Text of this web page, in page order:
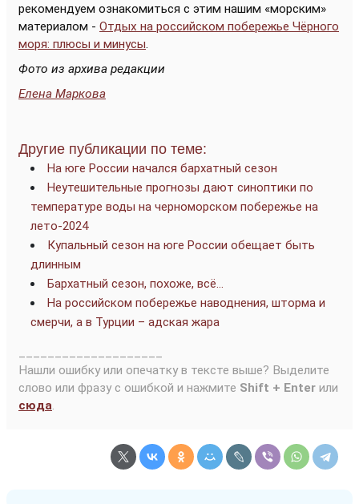
рекомендуем ознакомиться с этим нашим «морским»
материалом - Отдых на российском побережье Чёрного
моря: плюсы и минусы.
Фото из архива редакции
Елена Маркова
Другие публикации по теме:
На юге России начался бархатный сезон
Неутешительные прогнозы дают синоптики по
температуре воды на черноморском побережье на
лето-2024
Купальный сезон на юге России обещает быть
длинным
Бархатный сезон, похоже, всё…
На российском побережье наводнения, шторма и
смерчи, а в Турции – адская жара
Нашли ошибку или опечатку в тексте выше? Выделите
слово или фразу с ошибкой и нажмите Shift + Enter или
сюда.